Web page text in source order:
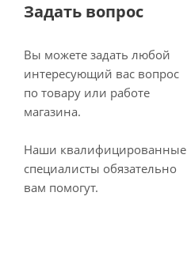
Задать вопрос
Вы можете задать любой
интересующий вас вопрос
по товару или работе
магазина.
Наши квалифицированные
специалисты обязательно
вам помогут.